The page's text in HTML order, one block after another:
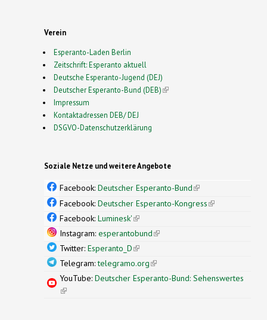
Verein
Esperanto-Laden Berlin
Zeitschrift: Esperanto aktuell
Deutsche Esperanto-Jugend (DEJ)
Deutscher Esperanto-Bund (DEB)(link is external)
Impressum
Kontaktadressen DEB/ DEJ
DSGVO-Datenschutzerklärung
Soziale Netze und weitere Angebote
Facebook: Deutscher Esperanto-Bund(link is
external)
Facebook: Deutscher Esperanto-Kongress(link is
Facebook: Luminesk'(link is external)
Instagram: esperantobund(link is external)
Twitter: Esperanto_D(link is external)
Telegram:telegramo.org(link is external)
YouTube: Deutscher Esperanto-Bund: Sehenswertes
(link is external)